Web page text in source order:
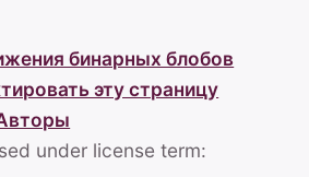
бинарных блобов
эту страницу
under license term: